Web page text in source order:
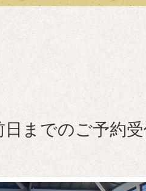
までのご予約受